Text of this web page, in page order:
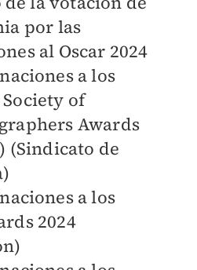
por las
al Oscar 2024
a los
of
Awards
(Sindicato de
a los
2024